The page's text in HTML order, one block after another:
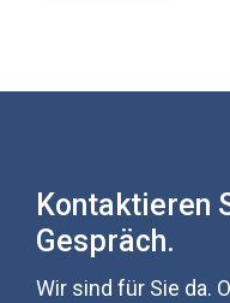
Kontaktieren
Gespräch.
Wir sind für Sie da.